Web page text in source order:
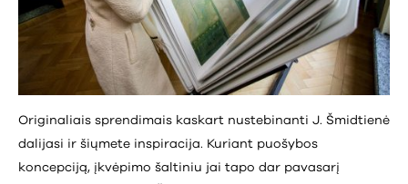
Originaliais sprendimais kaskart nustebinanti J. Šmidtienė
dalijasi ir šiųmete inspiracija. Kuriant puošybos
koncepciją, įkvėpimo šaltiniu jai tapo dar pavasarį